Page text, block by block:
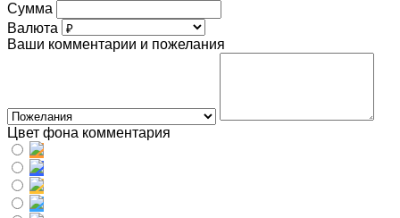
Сумма
Валюта
Ваши комментарии и пожелания
Цвет фона комментария